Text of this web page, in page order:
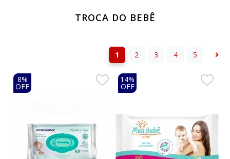
TROCA DO BEBÊ
1 2 3 4 5
8%
OFF
14%
OFF